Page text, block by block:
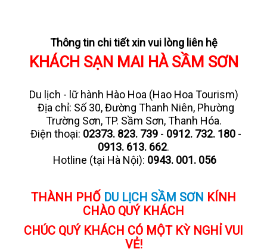
Thông tin chi tiết xin vui lòng liên hệ
KHÁCH SẠN MAI HÀ SẦM SƠN
Du lịch - lữ hành Hào Hoa (Hao Hoa Tourism)
Địa chỉ: Số 30, Đường Thanh Niên, Phường
Trường Sơn, TP. Sầm Sơn, Thanh Hóa.
Điện thoại: 02373. 823. 739 - 0912. 732. 180 -
0913. 613. 662.
Hotline (tại Hà Nội): 0943. 001. 056
THÀNH PHỐ DU LỊCH SẦM SƠN KÍNH
CHÀO QUÝ KHÁCH
CHÚC QUÝ KHÁCH CÓ MỘT KỲ NGHỈ VUI
VẺ!